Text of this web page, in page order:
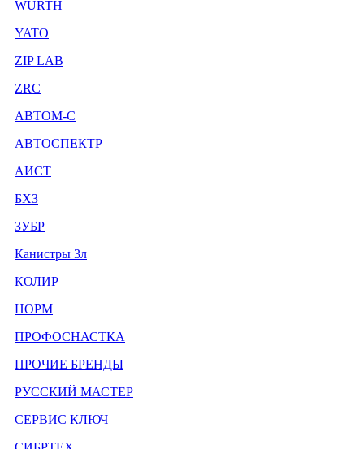
WURTH
YATO
ZIP LAB
ZRC
АВТОМ-С
АВТОСПЕКТР
АИСТ
БХЗ
ЗУБР
Канистры 3л
КОЛИР
НОРМ
ПРОФОСНАСТКА
ПРОЧИЕ БРЕНДЫ
РУССКИЙ МАСТЕР
СЕРВИС КЛЮЧ